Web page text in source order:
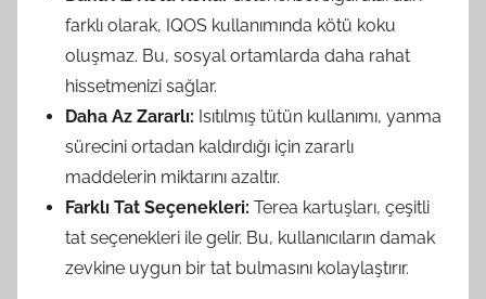
farklı olarak, IQOS kullanımında kötü koku
oluşmaz. Bu, sosyal ortamlarda daha rahat
hissetmenizi sağlar.
Daha Az Zararlı: Isıtılmış tütün kullanımı, yanma
sürecini ortadan kaldırdığı için zararlı
maddelerin miktarını azaltır.
Farklı Tat Seçenekleri: Terea kartuşları, çeşitli
tat seçenekleri ile gelir. Bu, kullanıcıların damak
zevkine uygun bir tat bulmasını kolaylaştırır.